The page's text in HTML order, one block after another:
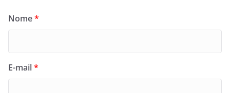
Nome*
E-mail*